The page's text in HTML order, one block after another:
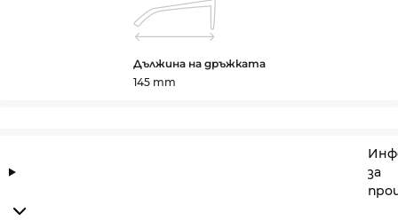
Дължина на дръжката
145 mm
за